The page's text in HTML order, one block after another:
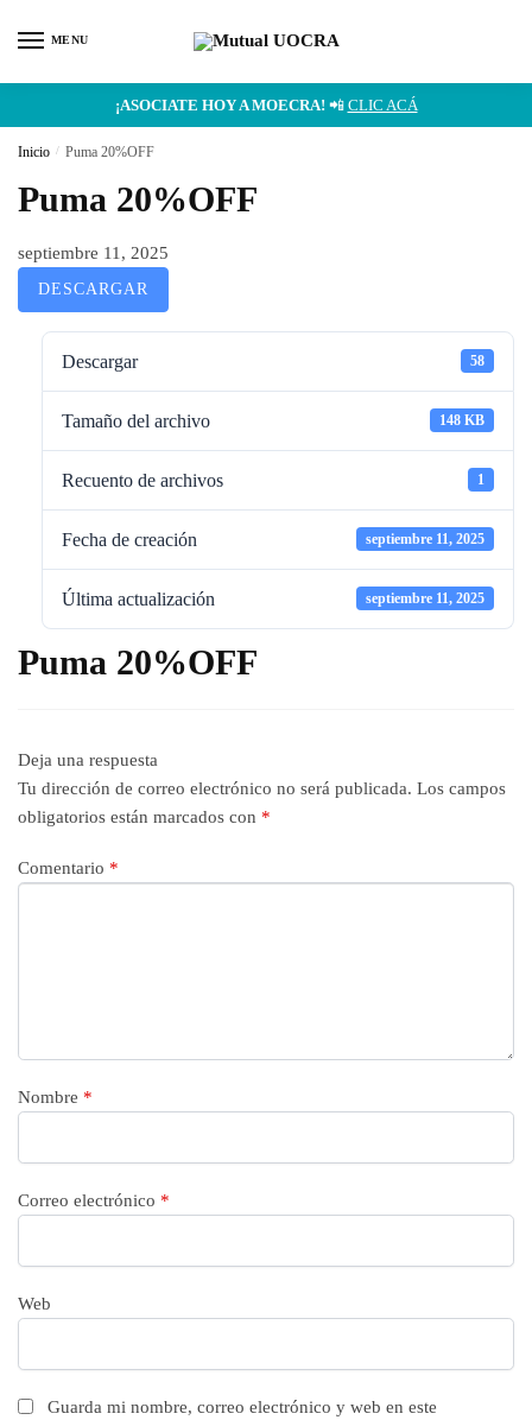
MENU
¡ASOCIATE HOY A MOECRA! 📲 CLIC ACÁ
Inicio / Puma 20%OFF
Puma 20%OFF
septiembre 11, 2025
DESCARGAR
Descargar 58
Tamaño del archivo 148 KB
Recuento de archivos 1
Fecha de creación septiembre 11, 2025
Última actualización septiembre 11, 2025
Puma 20%OFF
Deja una respuesta
Tu dirección de correo electrónico no será publicada. Los campos
obligatorios están marcados con *
Comentario *
Nombre *
Correo electrónico *
Web
Guarda mi nombre, correo electrónico y web en este